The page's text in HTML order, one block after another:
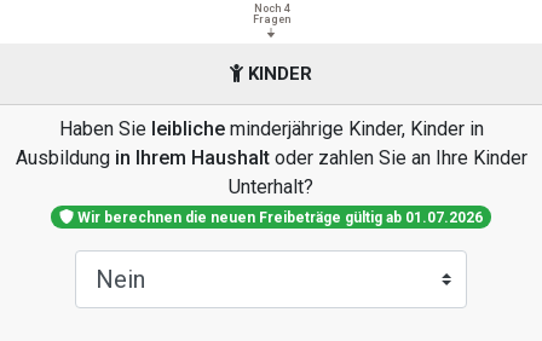
Noch 4
Fragen
KINDER
Haben Sie leiblicheminderjährige Kinder, Kinder in
Ausbildung in Ihrem Haushaltoder zahlen Sie an Ihre Kinder
Unterhalt?
Wir berechnen die neuen Freibeträge gültig ab 01.07.2026